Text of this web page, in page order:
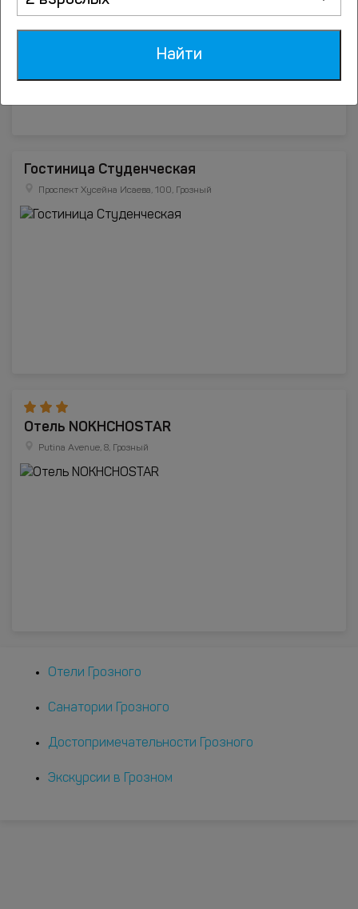
Гостиница Студенческая
Проспект Хусейна Исаева, 100, Грозный
Отель NOKHCHOSTAR
Putina Avenue, 8, Грозный
Отели Грозного
Санатории Грозного
Достопримечательности Грозного
Экскурсии в Грозном
Найти